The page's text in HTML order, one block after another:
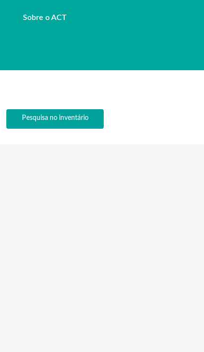
Sobre o ACT
Pesquisa no inventário